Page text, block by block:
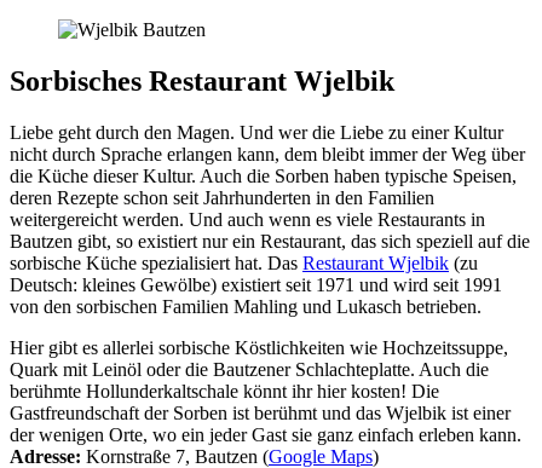
Sorbisches Restaurant Wjelbik
Liebe geht durch den Magen. Und wer die Liebe zu einer Kultur
nicht durch Sprache erlangen kann, dem bleibt immer der Weg über
die Küche dieser Kultur. Auch die Sorben haben typische Speisen,
deren Rezepte schon seit Jahrhunderten in den Familien
weitergereicht werden. Und auch wenn es viele Restaurants in
Bautzen gibt, so existiert nur ein Restaurant, das sich speziell auf die
sorbische Küche spezialisiert hat. Das Restaurant Wjelbik (zu
Deutsch: kleines Gewölbe) existiert seit 1971 und wird seit 1991
von den sorbischen Familien Mahling und Lukasch betrieben.
Hier gibt es allerlei sorbische Köstlichkeiten wie Hochzeitssuppe,
Quark mit Leinöl oder die Bautzener Schlachteplatte. Auch die
berühmte Hollunderkaltschale könnt ihr hier kosten! Die
Gastfreundschaft der Sorben ist berühmt und das Wjelbik ist einer
der wenigen Orte, wo ein jeder Gast sie ganz einfach erleben kann.
Adresse: Kornstraße 7, Bautzen (Google Maps)